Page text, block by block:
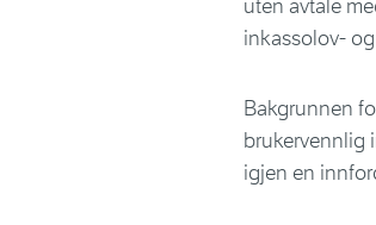
uten avtale
inkassolov-
Bakgrunnen
brukervennlig
igjen en